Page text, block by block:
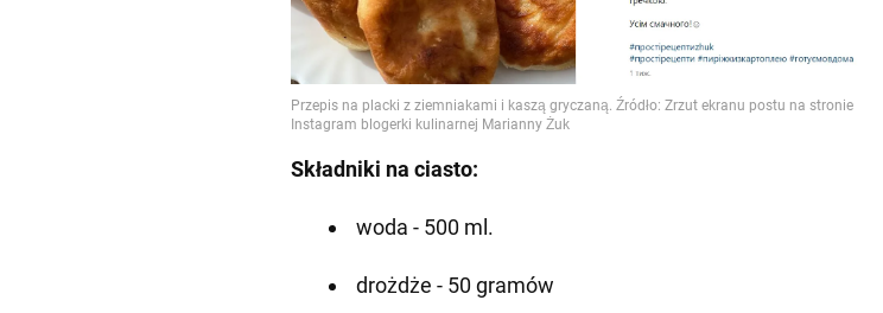
Video
Składniki na ciasto:
woda - 500 ml.
drożdże - 50 gramów